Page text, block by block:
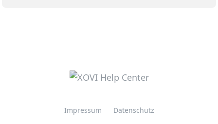
Impressum Datenschutz